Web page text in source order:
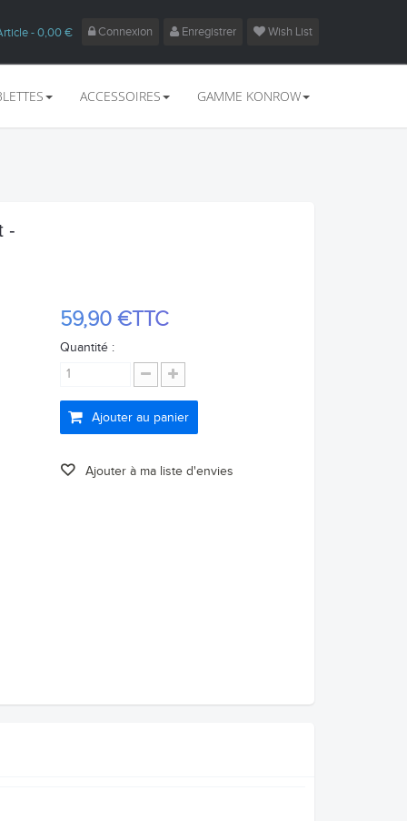
Connexion Enregistrer Wish List
- 0,00 €
ACCESSOIRES GAMME KONROW
-
59,90 €TTC
Quantité :
Ajouter au panier
Ajouter à ma liste d'envies